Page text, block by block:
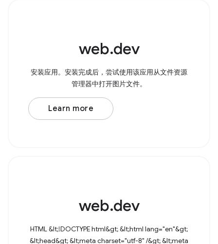
web.dev
安装应用。安装完成后，尝试使用该应用从文件资源
管理器中打开图片文件。
Learn more
web.dev
HTML &lt;!DOCTYPE html&gt; &lt;html lang="en"&gt;
&lt;head&gt; &lt;meta charset="utf-8" /&gt; &lt;meta